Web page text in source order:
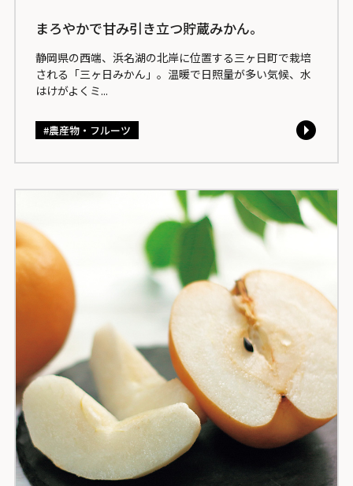
まろやかで甘み引き立つ貯蔵みかん。
静岡県の西端、浜名湖の北岸に位置する三ヶ日町で栽培
される「三ヶ日みかん」。温暖で日照量が多い気候、水
はけがよくミ...
農産物・フルーツ